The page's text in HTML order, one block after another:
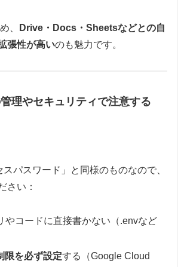
、
Drive・Docs・Sheetsなどとの自
張性が高いのも魅力です。
理やセキュリティで注意する
パスワード」と同様のものなので、
さい：
やコードに直接書かない（.envなど
限を必ず設定する（Google Cloud